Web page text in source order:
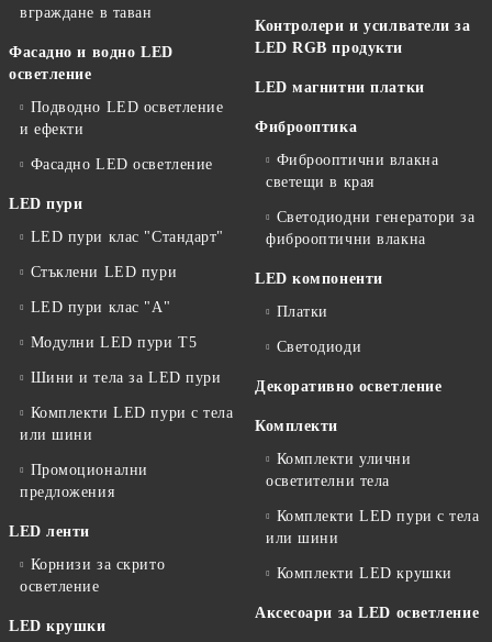
вграждане в таван
Фасадно и водно LED
осветление
Подводно LED осветление
и ефекти
Фасадно LED осветление
LED пури
LED пури клас "Стандарт"
Стъклени LED пури
LED пури клас "А"
Модулни LED пури T5
Шини и тела за LED пури
Комплекти LED пури с тела
или шини
Промоционални
предложения
LED ленти
Корнизи за скрито
осветление
LED крушки
Контролери и усилватели за
LED RGB продукти
LED магнитни платки
Фиброоптика
Фиброоптични влакна
светещи в края
Светодиодни генератори за
фиброоптични влакна
LED компоненти
Платки
Светодиоди
Декоративно осветление
Комплекти
Комплекти улични
осветителни тела
Комплекти LED пури с тела
или шини
Комплекти LED крушки
Аксесоари за LED осветление